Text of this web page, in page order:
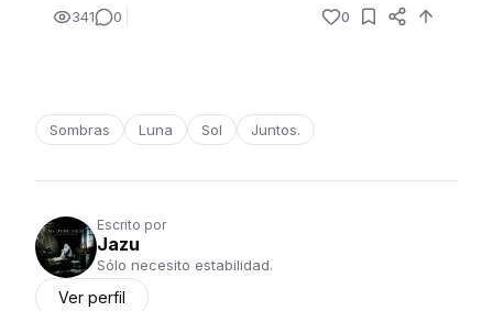
341 0 0
Sombras Luna Sol Juntos.
Escrito por
Jazu
Sólo necesito estabilidad.
Ver perfil